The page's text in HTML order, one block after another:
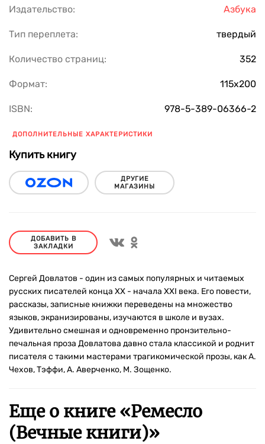
Издательство: Азбука
Тип переплета: твердый
Количество страниц: 352
Формат: 115x200
ISBN: 978-5-389-06366-2
ДОПОЛНИТЕЛЬНЫЕ ХАРАКТЕРИСТИКИ
Купить книгу
ДРУГИЕ
МАГАЗИНЫ
ДОБАВИТЬ В
ЗАКЛАДКИ
Сергей Довлатов - один из самых популярных и читаемых
русских писателей конца ХХ - начала XXI века. Его повести,
рассказы, записные книжки переведены на множество
языков, экранизированы, изучаются в школе и вузах.
Удивительно смешная и одновременно пронзительно-
печальная проза Довлатова давно стала классикой и роднит
писателя с такими мастерами трагикомической прозы, как А.
Чехов, Тэффи, А. Аверченко, М. Зощенко.
Еще о книге «Ремесло
(Вечные книги)»